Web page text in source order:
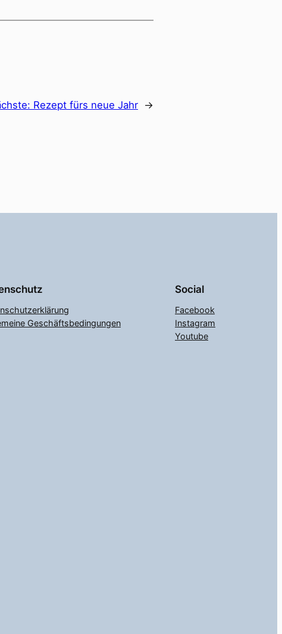
Rezept fürs neue Jahr →
Geschäftsbedingungen
Social
Facebook
Instagram
Youtube